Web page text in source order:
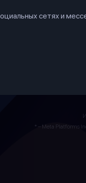
сетях и
* – Meta Platforms